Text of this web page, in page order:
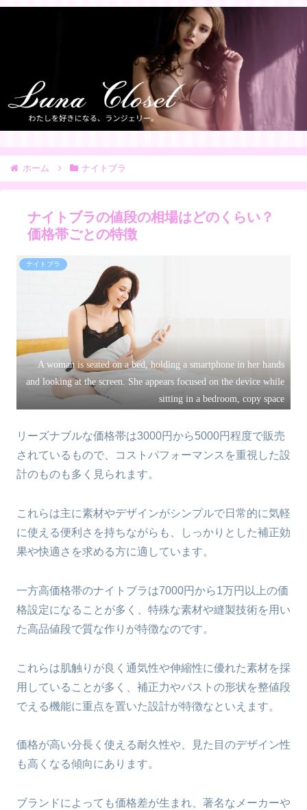
ホーム ナイトブラ
ナイトブラの値段の相場はどのくらい？
価格帯ごとの特徴
ナイトブラ
A woman is seated on a bed, holding a smartphone in her hands
and looking at the screen. She appears focused on the device while
sitting in a bedroom, copy space
リーズナブルな価格帯は3000円から5000円程度で販売
されているもので、コストパフォーマンスを重視した設
計のものも多く見られます。
これらは主に素材やデザインがシンプルで日常的に気軽
に使える便利さを持ちながらも、しっかりとした補正効
果や快適さを求める方に適しています。
一方高価格帯のナイトブラは7000円から1万円以上の価
格設定になることが多く、特殊な素材や縫製技術を用い
た高品値段で質な作りが特徴なのです。
これらは肌触りが良く通気性や伸縮性に優れた素材を採
用していることが多く、補正力やバストの形状を整値段
でえる機能に重点を置いた設計が特徴なといえます。
価格が高い分長く使える耐久性や、見た目のデザイン性
も高くなる傾向にあります。
ブランドによっても価格差が生まれ、著名なメーカーや